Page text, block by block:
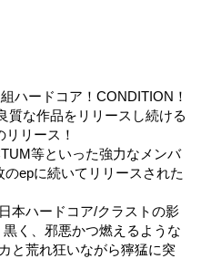
ハードコア！CONDITION！
質な作品をリリースし続ける
リース！
等といった強力なメンバ
epに続いてリリースされた
本ハードコア/クラストの影
く、邪悪かつ燃えるような
と荒れ狂いながら獰猛に突